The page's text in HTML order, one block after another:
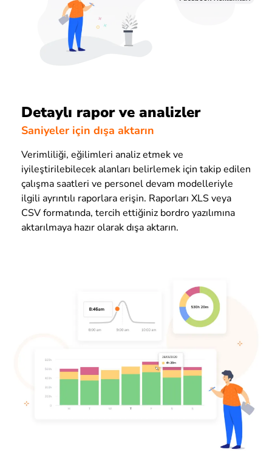
Detaylı rapor ve analizler
Saniyeler için dışa aktarın
Verimliliği, eğilimleri analiz etmek ve
iyileştirilebilecek alanları belirlemek için takip edilen
çalışma saatleri ve personel devam modelleriyle
ilgili ayrıntılı raporlara erişin. Raporları XLS veya
CSV formatında, tercih ettiğiniz bordro yazılımına
aktarılmaya hazır olarak dışa aktarın.